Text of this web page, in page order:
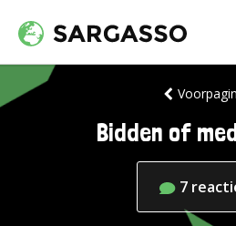
Bidden of
7